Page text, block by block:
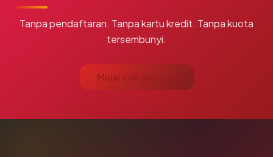
Tanpa pendaftaran. Tanpa kartu kredit. Tanpa kuota
tersembunyi.
Mulai cek gratis →